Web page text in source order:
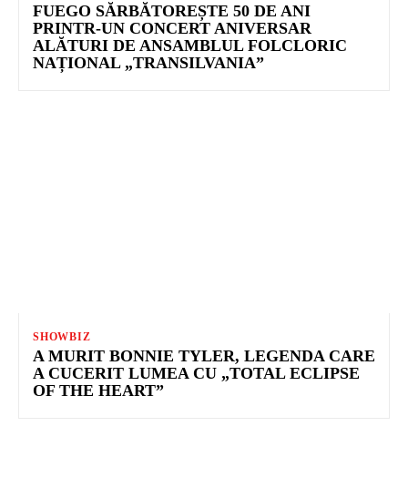
FUEGO SĂRBĂTOREȘTE 50 DE ANI
PRINTR-UN CONCERT ANIVERSAR
ALĂTURI DE ANSAMBLUL FOLCLORIC
NAȚIONAL „TRANSILVANIA”
SHOWBIZ
A MURIT BONNIE TYLER, LEGENDA CARE
A CUCERIT LUMEA CU „TOTAL ECLIPSE
OF THE HEART”